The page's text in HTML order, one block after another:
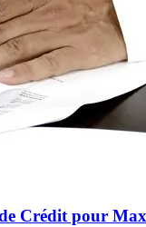
Crédit pour